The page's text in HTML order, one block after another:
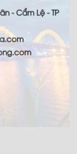
- Cẩm Lệ - TP